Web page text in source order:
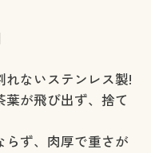
ないステンレス製!
が飛び出ず、捨て
らず、肉厚で重さが